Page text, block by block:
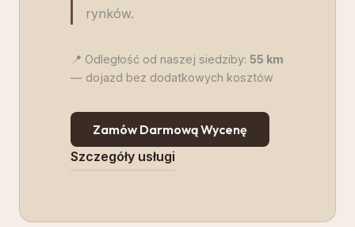
rynków.
📍 Odległość od naszej siedziby: 55 km
— dojazd bez dodatkowych kosztów
Zamów Darmową Wycenę
Szczegóły usługi